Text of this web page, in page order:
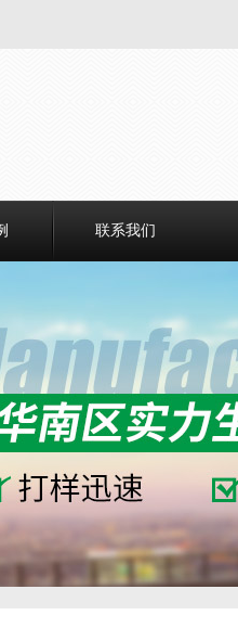
联系我们